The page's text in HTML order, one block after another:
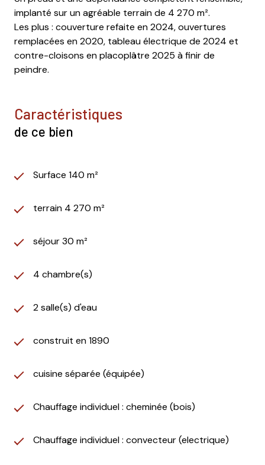
implanté sur un agréable terrain de 4 270 m².
Les plus : couverture refaite en 2024, ouvertures
remplacées en 2020, tableau électrique de 2024 et
contre-cloisons en placoplâtre 2025 à finir de
peindre.
caractéristiques
de ce bien
Surface 140 m²
terrain 4 270 m²
séjour 30 m²
4 chambre(s)
2 salle(s) d'eau
construit en 1890
cuisine séparée (équipée)
Chauffage individuel : cheminée (bois)
Chauffage individuel : convecteur (electrique)